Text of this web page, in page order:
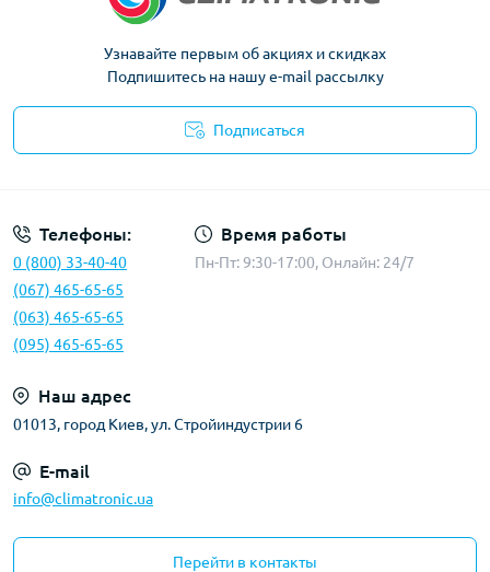
Узнавайте первым об акциях и скидках
Подпишитесь на нашу e-mail рассылку
Подписаться
Телефоны:
0 (800) 33-40-40
(067) 465-65-65
(063) 465-65-65
(095) 465-65-65
Время работы
Пн-Пт: 9:30-17:00, Онлайн: 24/7
Наш адрес
01013, город Киев, ул. Стройиндустрии 6
E-mail
info@climatronic.ua
Перейти в контакты